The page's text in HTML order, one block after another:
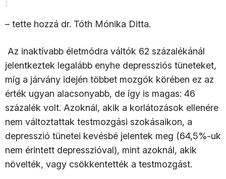
– tette hozzá dr. Tóth Mónika Ditta.
Az inaktívabb életmódra váltók 62 százalékánál
jelentkeztek legalább enyhe depressziós tüneteket,
míg a járvány idején többet mozgók körében ez az
érték ugyan alacsonyabb, de így is magas: 46
százalék volt. Azoknál, akik a korlátozások ellenére
nem változtattak testmozgási szokásaikon, a
depresszió tünetei kevésbé jelentek meg (64,5%-uk
nem érintett depresszióval), mint azoknál, akik
növelték, vagy csökkentették a testmozgást.